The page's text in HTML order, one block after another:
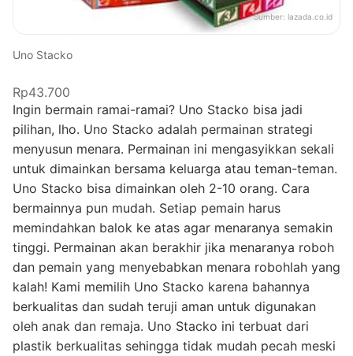
Sumber: lazada.co.id
Uno Stacko
Rp43.700
Ingin bermain ramai-ramai? Uno Stacko bisa jadi
pilihan, lho. Uno Stacko adalah permainan strategi
menyusun menara. Permainan ini mengasyikkan sekali
untuk dimainkan bersama keluarga atau teman-teman.
Uno Stacko bisa dimainkan oleh 2-10 orang. Cara
bermainnya pun mudah. Setiap pemain harus
memindahkan balok ke atas agar menaranya semakin
tinggi. Permainan akan berakhir jika menaranya roboh
dan pemain yang menyebabkan menara robohlah yang
kalah! Kami memilih Uno Stacko karena bahannya
berkualitas dan sudah teruji aman untuk digunakan
oleh anak dan remaja. Uno Stacko ini terbuat dari
plastik berkualitas sehingga tidak mudah pecah meski